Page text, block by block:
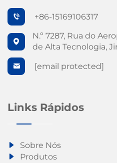
+86-15169106317
N.º 7287, Rua do
de Alta Tecnologia,
[email protected]
Links Rápidos
Sobre Nós
Produtos